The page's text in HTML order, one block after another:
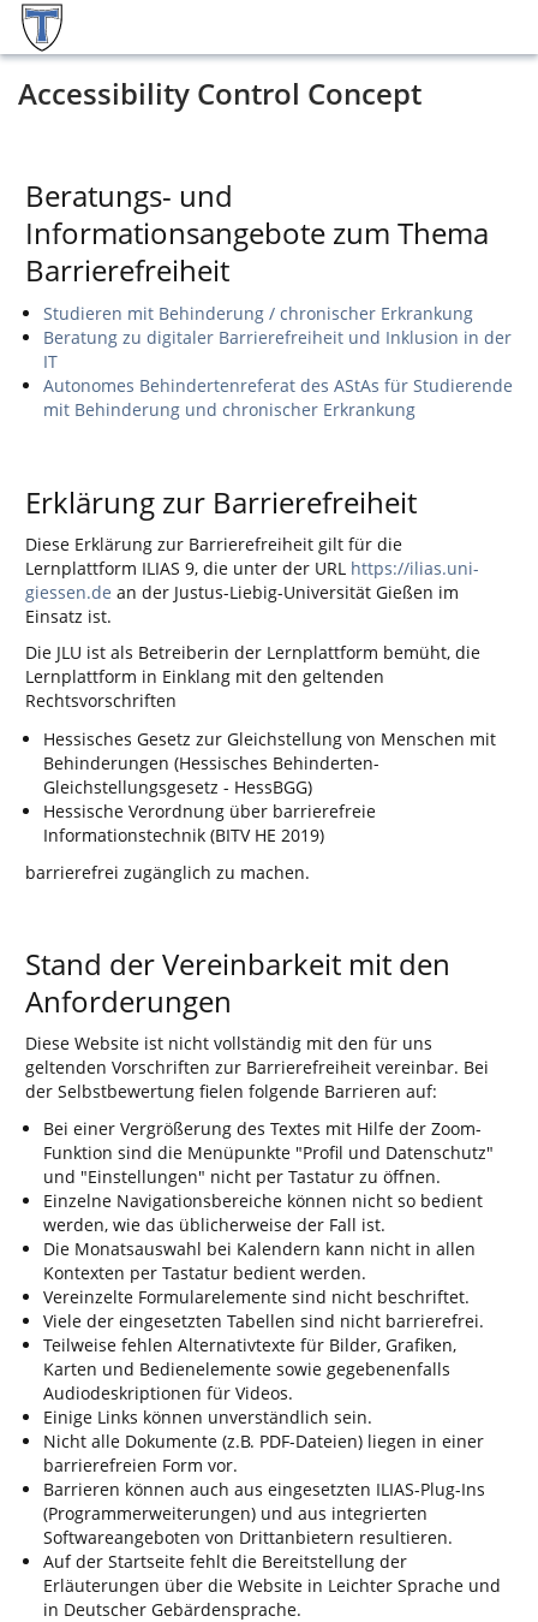
Accessibility Control Concept
Beratungs- und
Informationsangebote zum Thema
Barrierefreiheit
Studieren mit Behinderung / chronischer Erkrankung
Beratung zu digitaler Barrierefreiheit und Inklusion in der
IT
Autonomes Behindertenreferat des AStAs für Studierende
mit Behinderung und chronischer Erkrankung
Erklärung zur Barrierefreiheit
Diese Erklärung zur Barrierefreiheit gilt für die
Lernplattform ILIAS 9, die unter der URL https://ilias.uni-
giessen.de an der Justus-Liebig-Universität Gießen im
Einsatz ist.
Die JLU ist als Betreiberin der Lernplattform bemüht, die
Lernplattform in Einklang mit den geltenden
Rechtsvorschriften
Hessisches Gesetz zur Gleichstellung von Menschen mit
Behinderungen (Hessisches Behinderten-
Gleichstellungsgesetz - HessBGG)
Hessische Verordnung über barrierefreie
Informationstechnik (BITV HE 2019)
barrierefrei zugänglich zu machen.
Stand der Vereinbarkeit mit den
Anforderungen
Diese Website ist nicht vollständig mit den für uns
geltenden Vorschriften zur Barrierefreiheit vereinbar. Bei
der Selbstbewertung fielen folgende Barrieren auf:
Bei einer Vergrößerung des Textes mit Hilfe der Zoom-
Funktion sind die Menüpunkte "Profil und Datenschutz"
und "Einstellungen" nicht per Tastatur zu öffnen.
Einzelne Navigationsbereiche können nicht so bedient
werden, wie das üblicherweise der Fall ist.
Die Monatsauswahl bei Kalendern kann nicht in allen
Kontexten per Tastatur bedient werden.
Vereinzelte Formularelemente sind nicht beschriftet.
Viele der eingesetzten Tabellen sind nicht barrierefrei.
Teilweise fehlen Alternativtexte für Bilder, Grafiken,
Karten und Bedienelemente sowie gegebenenfalls
Audiodeskriptionen für Videos.
Einige Links können unverständlich sein.
Nicht alle Dokumente (z.B. PDF-Dateien) liegen in einer
barrierefreien Form vor.
Barrieren können auch aus eingesetzten ILIAS-Plug-Ins
(Programmerweiterungen) und aus integrierten
Softwareangeboten von Drittanbietern resultieren.
Auf der Startseite fehlt die Bereitstellung der
Erläuterungen über die Website in Leichter Sprache und
in Deutscher Gebärdensprache.